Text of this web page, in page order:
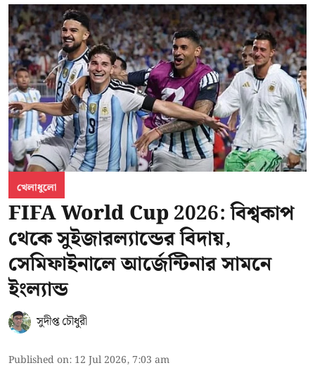
খেলাধুলো
FIFA World Cup 2026: বিশ্বকাপ
থেকে সুইজারল্যান্ডের বিদায়,
সেমিফাইনালে আর্জেন্টিনার সামনে
ইংল্যান্ড
সুদীপ্ত চৌধুরী
Published on: 12 Jul 2026, 7:03 am